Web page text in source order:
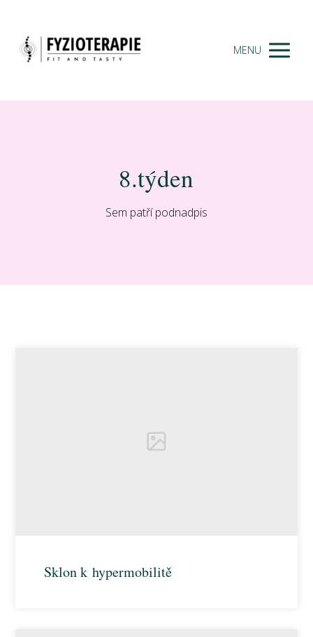
MENU
8.týden
Sem patří podnadpis
Sklon k hypermobilitě